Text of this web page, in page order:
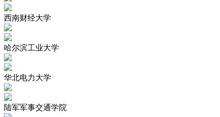
西南财经大学
哈尔滨工业大学
华北电力大学
陆军军事交通学院